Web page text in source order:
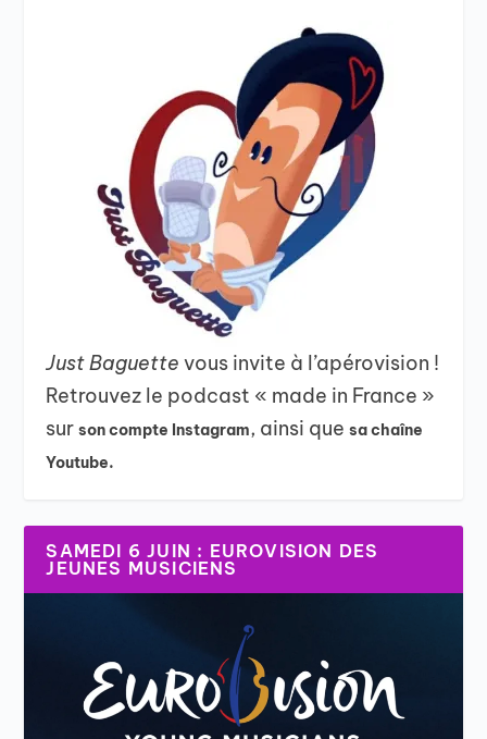
Just Baguettevous invite à l’apérovision !
Retrouvez le podcast « made in France »
surson compte Instagram, ainsi quesa chaîne
Youtube.
SAMEDI 6 JUIN : EUROVISION DES
JEUNES MUSICIENS